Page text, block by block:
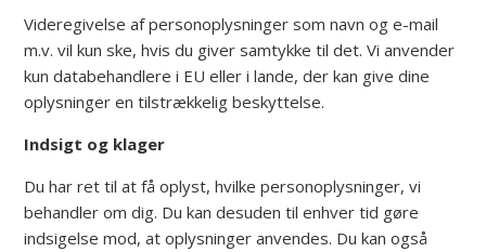
Videregivelse af personoplysninger som navn og e-mail
m.v. vil kun ske, hvis du giver samtykke til det. Vi anvender
kun databehandlere i EU eller i lande, der kan give dine
oplysninger en tilstrækkelig beskyttelse.
Indsigt og klager
Du har ret til at få oplyst, hvilke personoplysninger, vi
behandler om dig. Du kan desuden til enhver tid gøre
indsigelse mod, at oplysninger anvendes. Du kan også